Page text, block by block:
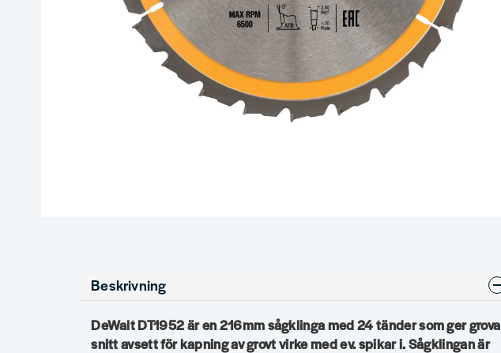
Beskrivning
DeWalt DT1952 är en 216mm sågklinga med 24 tänder som ger grova
snitt avsett för kapning av grovt virke med ev. spikar i. Sågklingan är